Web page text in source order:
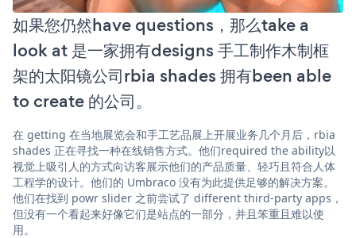
如果您仍然have questions，那么take a
look at 是一家拥有designs 手工制作木制框
架的太阳镜公司rbia shades 拥有been able
to create 的公司。
在 getting 在当地展览会和手工艺品展上开展业务几个月后，rbia
shades 正在寻找一种在线销售方式。他们required the ability以
视觉上吸引人的方式向访客展示他们的产品质量、轻巧且符合人体
工程学的设计。他们的 Umbraco 没有为此提供足够的解决方案。
他们在找到 powr slider 之前尝试了 different third-party apps，
但没有一个看起来好像它们是站点的一部分，并且笨重且难以使
用。